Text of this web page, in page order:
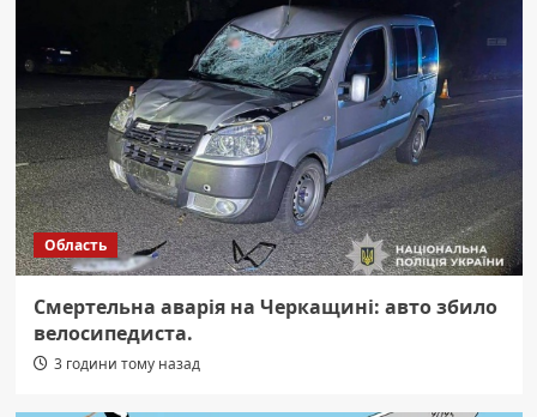
Область
Смертельна аварія на Черкащині: авто збило
велосипедиста.
3 години тому назад